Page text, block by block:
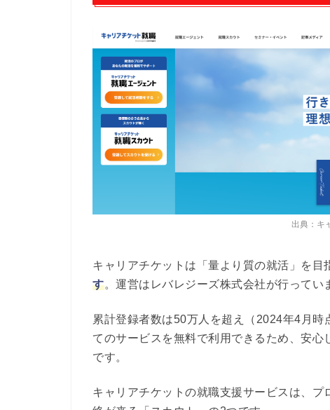
出典：キ
キャリアチケットは「量より質の就活」を目
す。運営はレバレジーズ株式会社が行ってい
累計登録者数は50万人を超え（2024年4月
てのサービスを無料で利用できるため、安
です。
キャリアチケットの就職支援サービスは、